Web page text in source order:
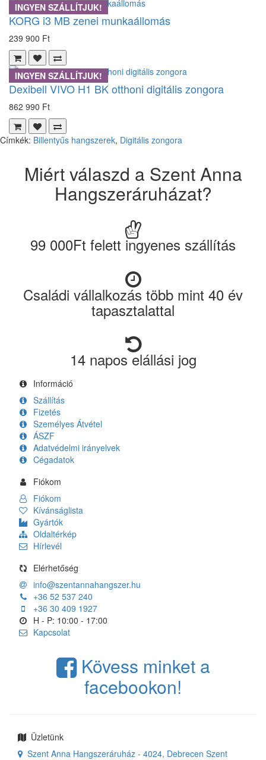
INGYEN SZÁLLÍTJUK!
KORG i3 MB zenei munkaállomás
239 900 Ft
INGYEN SZÁLLÍTJUK!
Dexibell VIVO H1 BK otthoni digitális zongora
862 990 Ft
Címkék: Billentyűs hangszerek, Digitális zongora
Miért válaszd a Szent Anna
Hangszeráruházat?
99 000Ft felett ingyenes szállítás
Családi vállalkozás több mint 40 év
tapasztalattal
14 napos elállási jog
Információ
Szállítás
Fizetés
Személyes Átvétel
ÁSZF
Adatvédelmi irányelvek
Cégadatok
Fiókom
Fiókom
Kívánságlista
Gyártók
Oldaltérkép
Hírlevél
Elérhetőség
info@szentannahangszer.hu
+36 52 537 240
+36 30 409 1927
H - P: 10:00 - 17:00
Kapcsolat
Kövess minket a
facebookon!
Üzletünk
Szent Anna Hangszeráruház - 4024, Debrecen Szent